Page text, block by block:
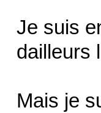
Je suis
dailleurs
Mais je